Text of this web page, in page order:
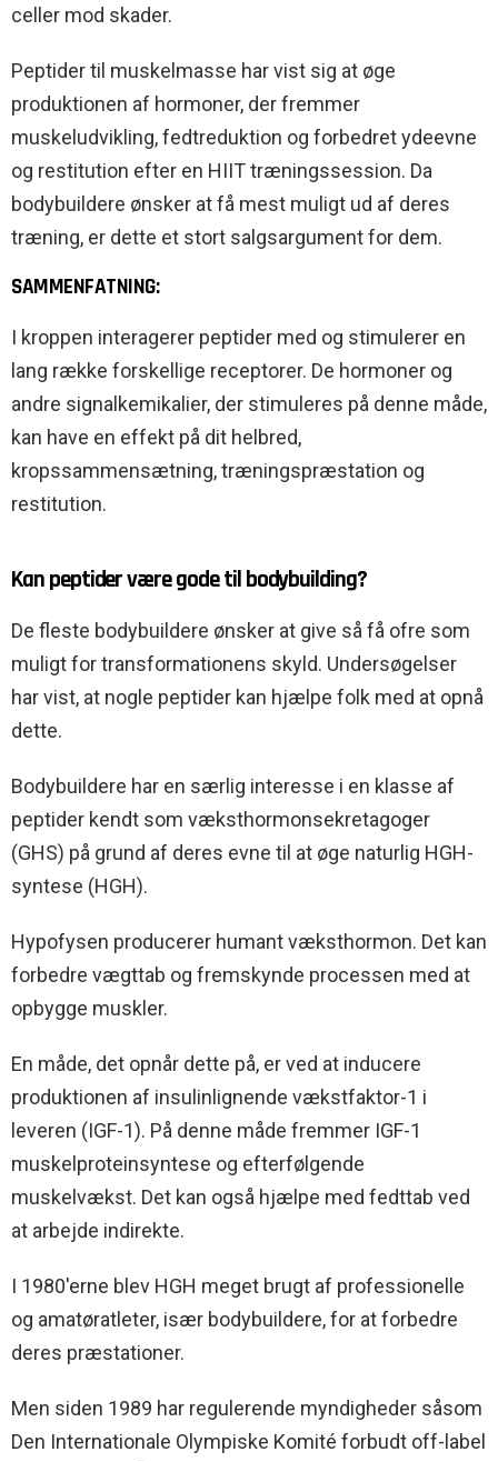
celler mod skader.
Peptider til muskelmasse har vist sig at øge
produktionen af hormoner, der fremmer
muskeludvikling, fedtreduktion og forbedret ydeevne
og restitution efter en HIIT træningssession. Da
bodybuildere ønsker at få mest muligt ud af deres
træning, er dette et stort salgsargument for dem.
SAMMENFATNING:
I kroppen interagerer peptider med og stimulerer en
lang række forskellige receptorer. De hormoner og
andre signalkemikalier, der stimuleres på denne måde,
kan have en effekt på dit helbred,
kropssammensætning, træningspræstation og
restitution.
Kan peptider være gode til bodybuilding?
De fleste bodybuildere ønsker at give så få ofre som
muligt for transformationens skyld. Undersøgelser
har vist, at nogle peptider kan hjælpe folk med at opnå
dette.
Bodybuildere har en særlig interesse i en klasse af
peptider kendt som væksthormonsekretagoger
(GHS) på grund af deres evne til at øge naturlig HGH-
syntese (HGH).
Hypofysen producerer humant væksthormon. Det kan
forbedre vægttab og fremskynde processen med at
opbygge muskler.
En måde, det opnår dette på, er ved at inducere
produktionen af insulinlignende vækstfaktor-1 i
leveren (IGF-1). På denne måde fremmer IGF-1
muskelproteinsyntese og efterfølgende
muskelvækst. Det kan også hjælpe med fedttab ved
at arbejde indirekte.
I 1980'erne blev HGH meget brugt af professionelle
og amatøratleter, især bodybuildere, for at forbedre
deres præstationer.
Men siden 1989 har regulerende myndigheder såsom
Den Internationale Olympiske Komité forbudt off-label